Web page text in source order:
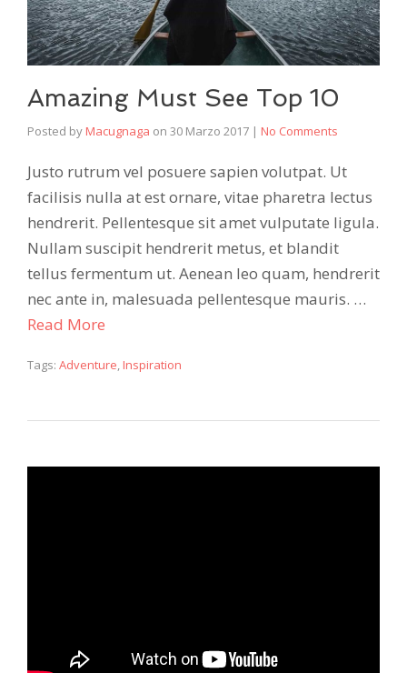
Amazing Must See Top 10
Posted by Macugnaga on 30 Marzo 2017 | No Comments
Justo rutrum vel posuere sapien volutpat. Ut
facilisis nulla at est ornare, vitae pharetra lectus
hendrerit. Pellentesque sit amet vulputate ligula.
Nullam suscipit hendrerit metus, et blandit
tellus fermentum ut. Aenean leo quam, hendrerit
nec ante in, malesuada pellentesque mauris. …
Read More
Tags: Adventure Inspiration